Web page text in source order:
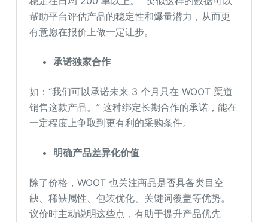
帮助平台评估产品的稳定性和爆量潜力，从而更
有意愿在报价上做一定让步。
承诺独家合作
如：“我们可以承诺未来 3 个月只在 WOOT 渠道
销售这款产品。” 这种绑定长期合作的承诺，能在
一定程度上争取到更有利的采购条件。
明确产品差异化价值
除了价格，WOOT 也关注商品是否具备类目空
缺、稀缺属性、包装优化、关键词覆盖等优势。
议价时主动说明这些点，有助于提升产品优先